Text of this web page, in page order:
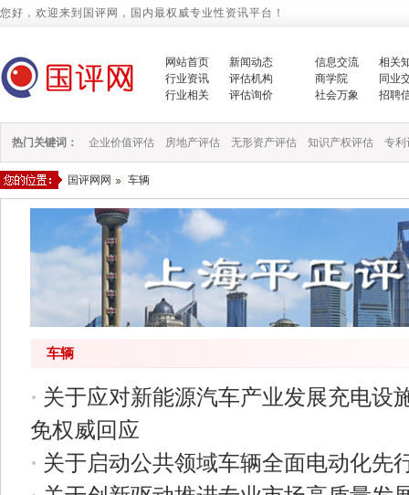
您好，欢迎来到国评网，国内最权威专业性资讯平台！
网站首页
新闻动态
行业资讯
评估机构
行业相关
评估询价
信息交流
相关
商学院
同业
社会万象
招聘
热门关键词： 企业价值评估 房地产评估 无形资产评估 知识产权评估 专利
国评网网 车辆
车辆
· 关于应对新能源汽车产业发展充电设
免权威回应
· 关于启动公共领域车辆全面电动化先